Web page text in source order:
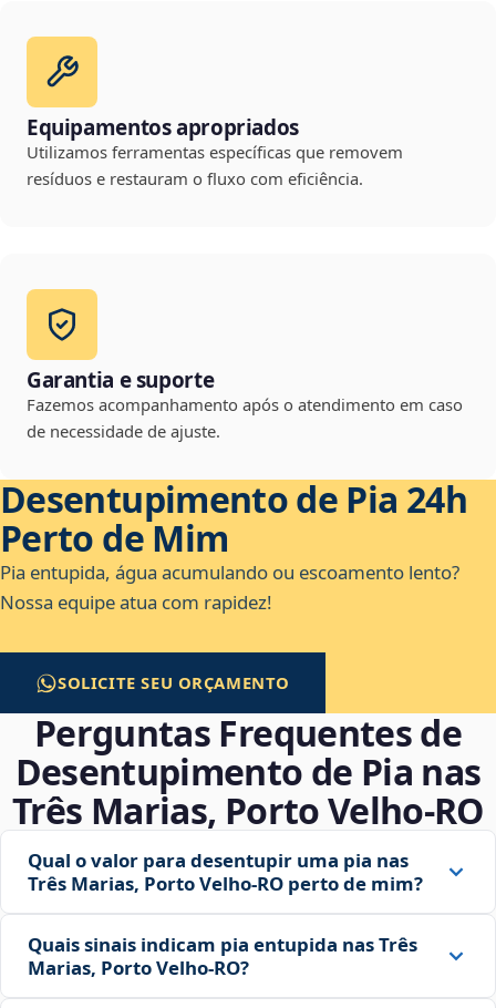
Equipamentos apropriados
Utilizamos ferramentas específicas que removem
resíduos e restauram o fluxo com eficiência.
Garantia e suporte
Fazemos acompanhamento após o atendimento em caso
de necessidade de ajuste.
Desentupimento de Pia 24h
Perto de Mim
Pia entupida, água acumulando ou escoamento lento?
Nossa equipe atua com rapidez!
SOLICITE SEU ORÇAMENTO
Perguntas Frequentes de
Desentupimento de Pia nas
Três Marias, Porto Velho‑RO
Qual o valor para desentupir uma pia nas
Três Marias, Porto Velho‑RO perto de mim?
Quais sinais indicam pia entupida nas Três
Marias, Porto Velho‑RO?